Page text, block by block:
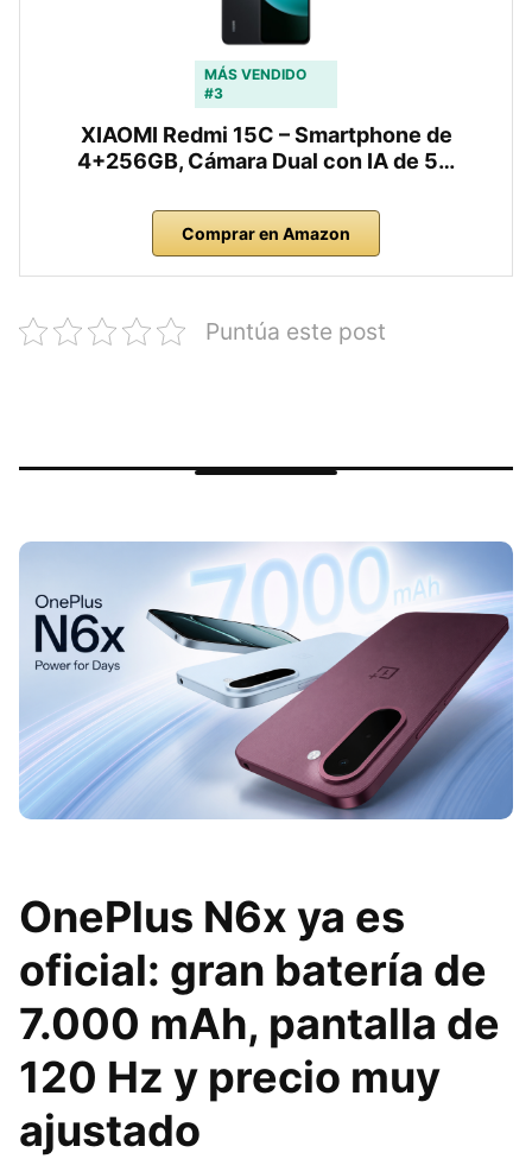
MÁS VENDIDO
#3
XIAOMI Redmi 15C – Smartphone de
4+256GB, Cámara Dual con IA de 5…
Comprar en Amazon
Puntúa este post
OnePlus N6x ya es
oficial: gran batería de
7.000 mAh, pantalla de
120 Hz y precio muy
ajustado